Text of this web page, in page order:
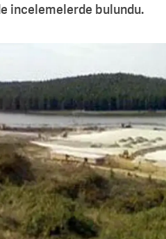
incelemelerde bulundu.